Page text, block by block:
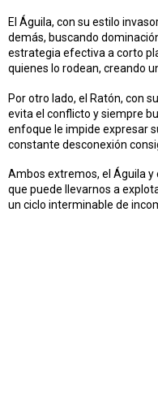
El Águila, con su estilo
demás, buscando
estrategia efectiva a corto
quienes lo rodean, creando
Por otro lado, el Ratón, con
evita el conflicto y siempre
enfoque le impide expresar
constante desconexión
Ambos extremos, el Águila y
que puede llevarnos a
un ciclo interminable de